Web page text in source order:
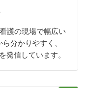
護の現場で幅広い
分かりやすく、
発信しています。